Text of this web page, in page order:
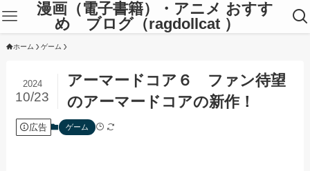
漫画（電子書籍）・アニメ おすす
め ブログ（ragdollcat ）
ホーム ゲーム
アーマードコア６ ファン待望
のアーマードコアの新作！
2024
10/23
広告 ゲーム